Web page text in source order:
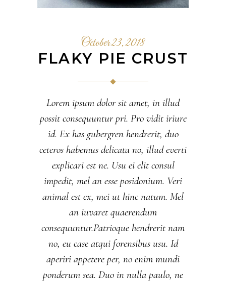
October 23, 2018
FLAKY PIE CRUST
Lorem ipsum dolor sit amet, in illud
possit consequuntur pri. Pro vidit iriure
id. Ex has gubergren hendrerit, duo
ceteros habemus delicata no, illud everti
explicari est ne. Usu ei elit consul
impedit, mel an esse posidonium. Veri
animal est ex, mei ut hinc natum. Mel
an iuvaret quaerendum
consequuntur.Patrioque hendrerit nam
no, eu case atqui forensibus usu. Id
aperiri appetere per, no enim mundi
ponderum sea. Duo in nulla paulo, ne